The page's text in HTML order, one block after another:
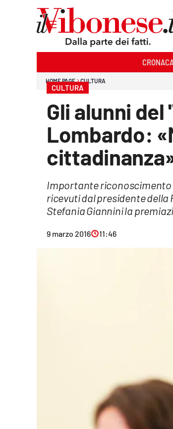
Economia e Lavoro
CRONACA
HOME PAGE CULTURA
CULTURA
Gli alunni del
Lombardo:
Importante riconoscimento
ricevuti dal presidente della
Stefania Giannini la
9 marzo 2016 11:46